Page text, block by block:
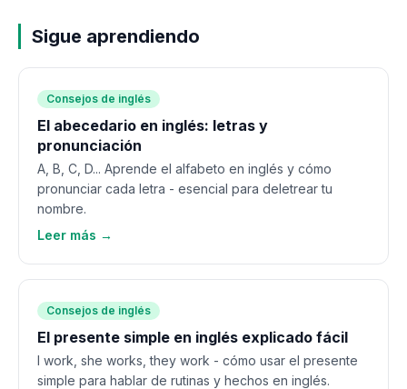
Sigue aprendiendo
Consejos de inglés
El abecedario en inglés: letras y
pronunciación
A, B, C, D... Aprende el alfabeto en inglés y cómo
pronunciar cada letra - esencial para deletrear tu
nombre.
Leer más →
Consejos de inglés
El presente simple en inglés explicado fácil
I work, she works, they work - cómo usar el presente
simple para hablar de rutinas y hechos en inglés.